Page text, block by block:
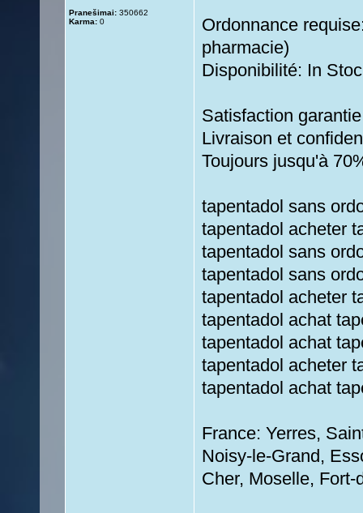
Pranešimai: 350662
Karma: 0
Ordonnance
pharmacie)
Disponibilité: In
Satisfaction garantie
Livraison et
Toujours jusqu'à
tapentadol sans
tapentadol acheter
tapentadol sans
tapentadol sans
tapentadol acheter
tapentadol achat
tapentadol achat
tapentadol acheter
tapentadol achat
France: Yerres,
Noisy-le-Grand,
Cher, Moselle,